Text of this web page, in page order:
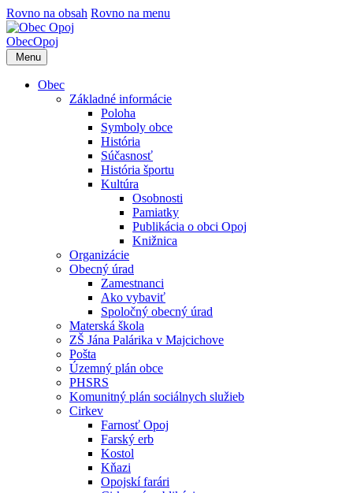
Rovno na obsah Rovno na menu
ObecOpoj
Menu
Obec
Základné informácie
Poloha
Symboly obce
História
Súčasnosť
História športu
Kultúra
Osobnosti
Pamiatky
Publikácia o obci Opoj
Knižnica
Organizácie
Obecný úrad
Zamestnanci
Ako vybaviť
Spoločný obecný úrad
Materská škola
ZŠ Jána Palárika v Majcichove
Pošta
Územný plán obce
PHSRS
Komunitný plán sociálnych služieb
Cirkev
Farnosť Opoj
Farský erb
Kostol
Kňazi
Opojskí farári